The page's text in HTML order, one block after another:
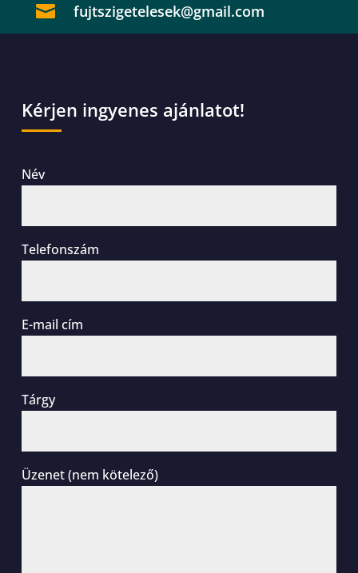
 fujtszigetelesek@gmail.com
Kérjen ingyenes ajánlatot!
Név
Telefonszám
E-mail cím
Tárgy
Üzenet (nem kötelező)